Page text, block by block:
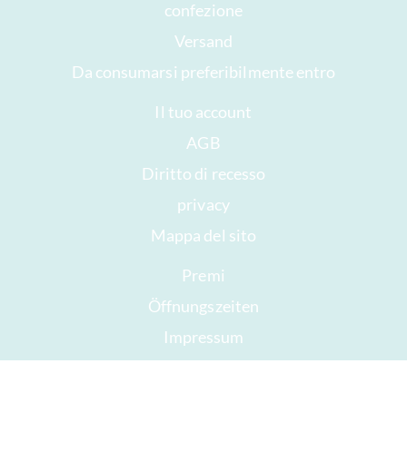
confezione
Versand
Da consumarsi preferibilmente entro
Il tuo account
AGB
Diritto di recesso
privacy
Mappa del sito
Premi
Öffnungszeiten
Impressum